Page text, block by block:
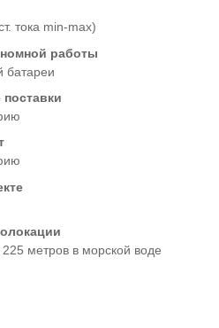
тока min-max)
работы
батареи
метров в морской воде